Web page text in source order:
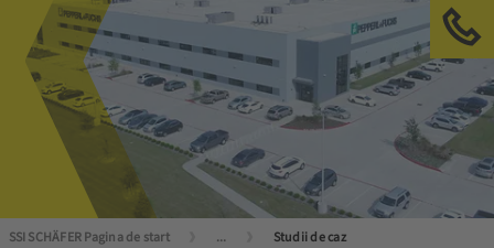
SSI SCHÄFER Pagina de start ... Studii de caz